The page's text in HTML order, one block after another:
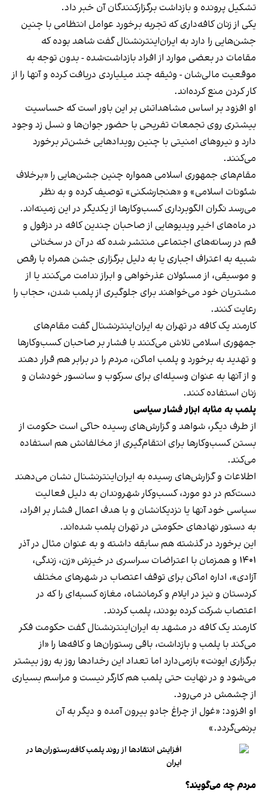
تشکیل پرونده و بازداشت برگزارکنندگان آن خبر داد.
یکی از زنان کافه‌داری که تجربه برخورد عوامل انتظامی با چنین
جشن‌هایی را دارد به ایران‌اینترنشنال گفت شاهد بوده که
مقامات در بعضی موارد از افراد بازداشت‌‌شده - بدون توجه به
موقعیت مالی‌شان - وثیقه چند میلیاردی دریافت کرده و آنها را از
کار کردن منع کرده‌اند.
او افزود بر اساس مشاهداتش بر این باور است که حساسیت
بیشتری روی تجمعات تفریحی با حضور جوان‌ها و نسل زد وجود
دارد و نیروهای امنیتی با چنین رویدادهایی خشن‌تر برخورد
می‌کنند.
مقام‌های جمهوری اسلامی همواره چنین جشن‌هایی را «برخلاف
شئونات اسلامی» و «هنجارشکنی» توصیف کرده و به نظر
می‌رسد نگران الگوبرداری کسب‌وکارها از یکدیگر در این زمینه‌اند.
در ماه‌های اخیر ویدیوهایی از صاحبان چندین کافه در دزفول و
قم در رسانه‌های اجتماعی منتشر شده که در آن در سخنانی
شبیه به اعتراف اجباری یا به دلیل برگزاری جشن همراه با رقص
و موسیقی، از مسئولان عذرخواهی و ابراز ندامت می‌کنند یا از
مشتریان خود می‌خواهند برای جلوگیری از پلمب شدن، حجاب را
رعایت کنند.
کارمند یک کافه در تهران به ایران‌اینترنشنال گفت مقام‌های
جمهوری اسلامی تلاش می‌کنند با فشار بر صاحبان کسب‌وکارها
و تهدید به برخورد و پلمب اماکن، مردم را در برابر هم قرار دهند
و از آنها به عنوان وسیله‌ای برای سرکوب و سانسور خودشان و
زنان استفاده کنند.
پلمب به مثابه ابزار فشار سیاسی
از طرف دیگر، شواهد و گزارش‌های رسیده حاکی است حکومت از
بستن کسب‌وکارها برای انتقام‌گیری از مخالفانش هم استفاده
می‌کند.
اطلاعات و گزارش‌های رسیده به ایران‌اینترنشنال نشان می‌دهند
دست‌کم در دو مورد، کسب‌وکار شهروندان به دلیل فعالیت
سیاسی خود آنها یا نزدیکانشان و با هدف اعمال فشار بر افراد،
به دستور نهادهای حکومتی در تهران پلمب شده‌اند.
این برخورد در گذشته هم سابقه داشته و به عنوان مثال در آذر
۱۴۰۱ و همزمان با اعتراضات سراسری در خیزش «زن، زندگی،
آزادی»، اداره اماکن برای توقف اعتصاب در شهرهای مختلف
کردستان و نیز در ایلام و کرمانشاه، مغازه کسبه‌ای را که در
اعتصاب شرکت کرده بودند، پلمب کردند.
کارمند یک کافه در مشهد به ایران‌اینترنشنال گفت حکومت فکر
می‌کند با پلمب و بازداشت، باقی رستوران‌ها و کافه‌ها را «از
برگزاری ایونت» بازمی‌دارد اما تعداد این رخدادها روز به روز بیشتر
می‌شود و در نهایت حتی پلمب هم کارگر نیست و مراسم بسیاری
از چشمش در می‌رود.
او افزود: «غول از چراغ جادو بیرون آمده و دیگر به آن
برنمی‎‌گردد.»
افزایش انتقادها از روند پلمب کافه‌رستوران‌ها در
ایران
مردم چه می‌گویند؟